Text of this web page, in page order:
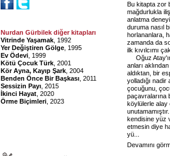
Nurdan Gürbilek diğer kitapları
Vitrinde Yaşamak , 1992
Yer Değiştiren Gölge , 1995
Ev Ödevi , 1999
Kötü Çocuk Türk , 2001
Kör Ayna, Kayıp Şark , 2004
Benden Önce Bir Başkası , 2011
Sessizin Payı , 2015
İkinci Hayat , 2020
Örme Biçimleri , 2023
Bu kitapta zor
mağdurlukla
anlatma
duruma nasıl
horlananlara,
zamanda da
ilk kıvılcımı
Oğuz
anları
aldıktan, bir
yolladığı
çocuğunu,
paçavralarına
köylülerle alay
kendisine yüz
etmesin diye
yü...
Devamını